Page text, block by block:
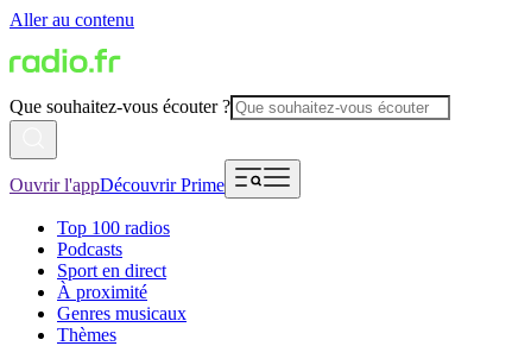
Aller au contenu
Que souhaitez-vous écouter ?
Ouvrir l'appDécouvrir Prime
Top 100 radios
Podcasts
Sport en direct
À proximité
Genres musicaux
Thèmes